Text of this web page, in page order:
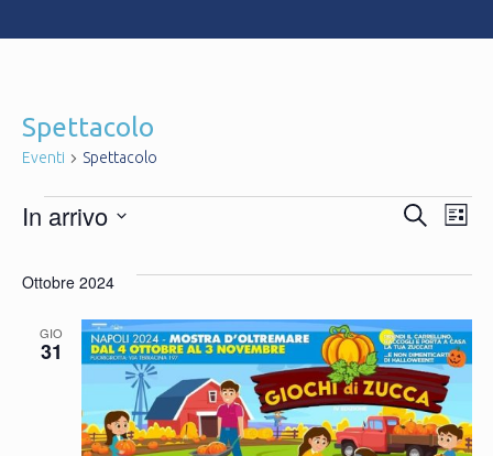
Spettacolo
Eventi Spettacolo
Eventi
e
Cerca
Lista
In arrivo
la
Ottobre 2024
GIO
31